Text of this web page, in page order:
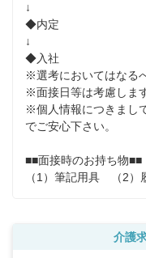
↓
◆内定
↓
◆入社
※選考においてはなる
※面接日等は考慮しま
※個人情報につきまし
でご安心下さい。
■■面接時のお持ち物■■
（1）筆記用具　（2）
介護